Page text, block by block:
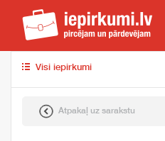
Visi iepirkumi
Atpakaļ uz sarakstu